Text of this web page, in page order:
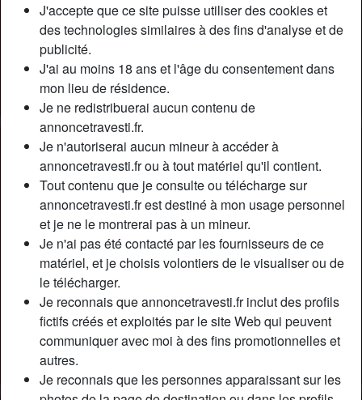
J'accepte que ce site puisse utiliser des cookies et
des technologies similaires à des fins d'analyse et de
publicité.
J'ai au moins 18 ans et l'âge du consentement dans
mon lieu de résidence.
Je ne redistribuerai aucun contenu de
annoncetravesti.fr.
Je n'autoriserai aucun mineur à accéder à
annoncetravesti.fr ou à tout matériel qu'il contient.
Tout contenu que je consulte ou télécharge sur
annoncetravesti.fr est destiné à mon usage personnel
et je ne le montrerai pas à un mineur.
Je n'ai pas été contacté par les fournisseurs de ce
matériel, et je choisis volontiers de le visualiser ou de
le télécharger.
Je reconnais que annoncetravesti.fr inclut des profils
fictifs créés et exploités par le site Web qui peuvent
communiquer avec moi à des fins promotionnelles et
autres.
Je reconnais que les personnes apparaissant sur les
Nickname:
AnnaTourn69
Âge:
33
Pays:
France
Département:
Allier
Sexe:
Transexuelle
Sexualité:
Bisexuel(le)
Relation:
Couleur des cheveux:
Foncé
Couleur des yeux:
Vert
Poids:
68 Kg
Fumeur(euse):